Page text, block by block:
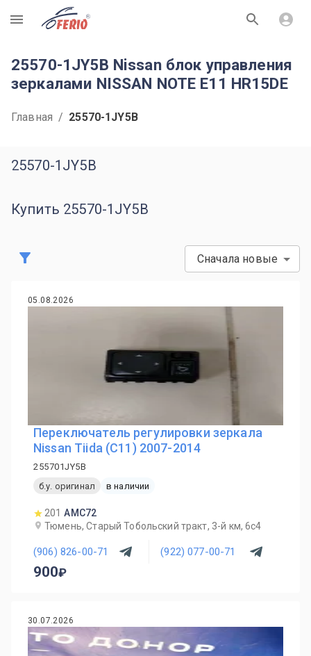
R
25570-1JY5B Nissan блок управления
зеркалами NISSAN NOTE E11 HR15DE
Главная / 25570-1JY5B
25570-1JY5B
Купить 25570-1JY5B
Сначала новые
05.08.2026
Переключатель регулировки зеркала
Nissan Tiida (C11) 2007-2014
255701JY5B
б.у. оригинал
в наличии
201 AMC72
Тюмень, Старый Тобольский тракт, 3-й км, 6с4
(906) 826-00-71 (922) 077-00-71
900
30.07.2026